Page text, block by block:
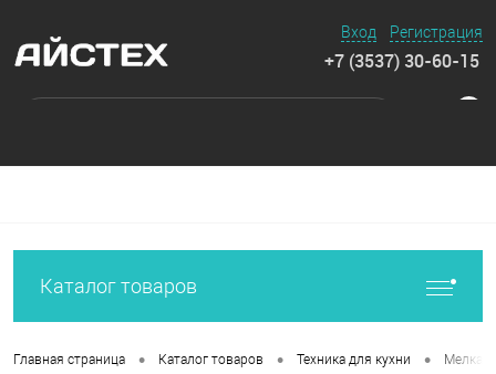
Вход Регистрация
+7 (3537) 30-60-15
Каталог товаров
Главная страница • Каталог товаров • Техника для кухни • Мелкая